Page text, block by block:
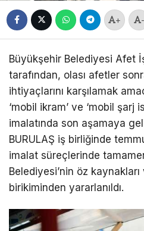
+ -
Büyükşehir Belediyesi Afet
tarafından, olası afetler
ihtiyaçlarını karşılamak
‘mobil ikram’ ve ‘mobil şarj
imalatında son aşamaya
BURULAŞ iş birliğinde
imalat süreçlerinde
Belediyesi’nin öz
birikiminden yararlanıldı.